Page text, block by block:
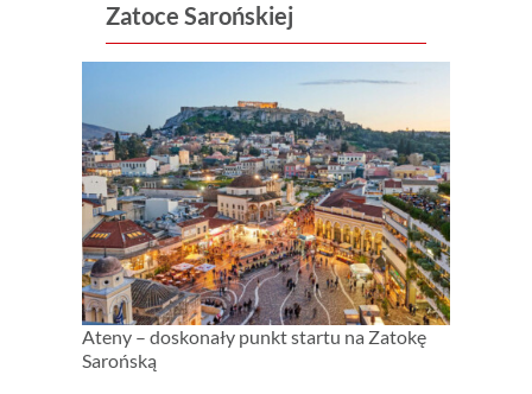
Zatoce Sarońskiej
Ateny – doskonały punkt startu na Zatokę
Sarońską